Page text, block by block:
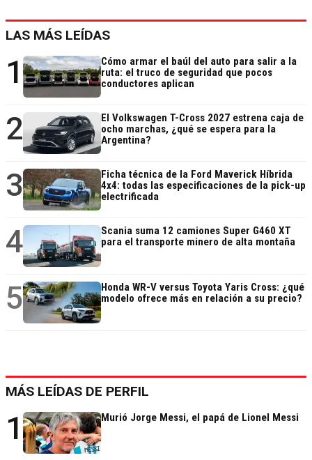
LAS MÁS LEÍDAS
1
Cómo armar el baúl del auto para salir a la
ruta: el truco de seguridad que pocos
conductores aplican
2
El Volkswagen T-Cross 2027 estrena caja de
ocho marchas, ¿qué se espera para la
Argentina?
3
Ficha técnica de la Ford Maverick Híbrida
4x4: todas las especificaciones de la pick-up
electrificada
4
Scania suma 12 camiones Super G460 XT
para el transporte minero de alta montaña
5
Honda WR-V versus Toyota Yaris Cross: ¿qué
modelo ofrece más en relación a su precio?
MÁS LEÍDAS DE PERFIL
1 Murió Jorge Messi, el papá de Lionel Messi